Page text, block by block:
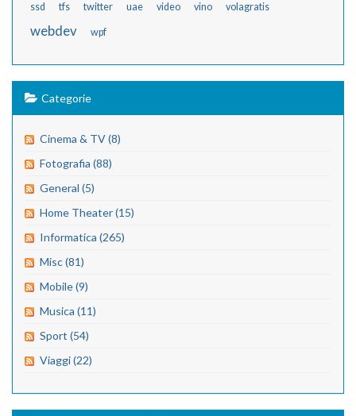
ssd tfs twitter uae video vino volagratis
webdev wpf
Categorie
Cinema & TV (8)
Fotografia (88)
General (5)
Home Theater (15)
Informatica (265)
Misc (81)
Mobile (9)
Musica (11)
Sport (54)
Viaggi (22)